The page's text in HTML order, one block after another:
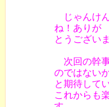
じゃんけ
ね！ありが
とうござい
次回の幹
のではない
と期待して
これからも